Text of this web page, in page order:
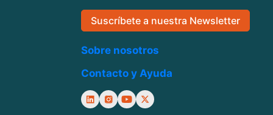
Suscríbete a nuestra Newsletter
Sobre nosotros
Contacto y Ayuda